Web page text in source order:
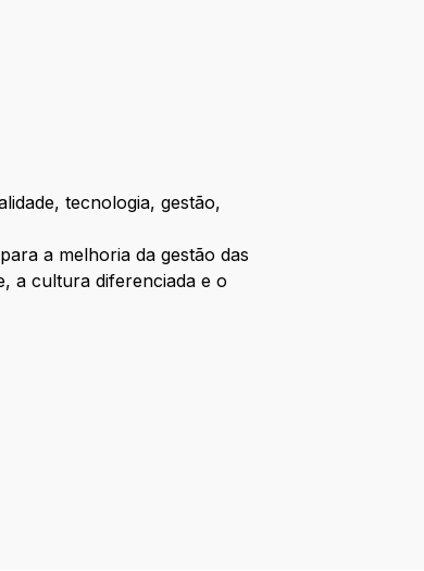
tecnologia, gestão,
a melhoria da gestão das
a cultura diferenciada e o